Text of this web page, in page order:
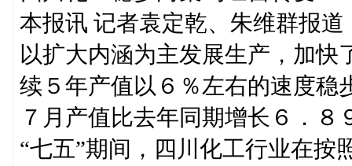
本报讯 记者袁定乾、朱维群报
以扩大内涵为主发展生产，加
续５年产值以６％左右的速度稳
７月产值比去年同期增长６．８
“七五”期间，四川化工行业在按